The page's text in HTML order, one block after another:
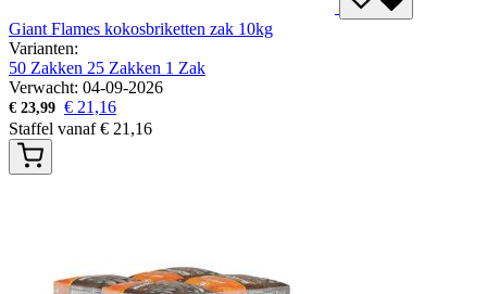
Giant Flames kokosbriketten zak 10kg
Varianten:
50 Zakken 25 Zakken 1 Zak
Verwacht: 04-09-2026
€ 23,99 € 21,16
Staffel vanaf€ 21,16